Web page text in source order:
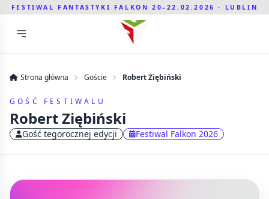
FESTIWAL FANTASTYKI FALKON 20–22.02.2026 · LUBLIN
Strona główna Goście Robert Ziębiński
GOŚĆ FESTIWALU
Robert Ziębiński
Gość tegorocznej edycji Festiwal Falkon 2026